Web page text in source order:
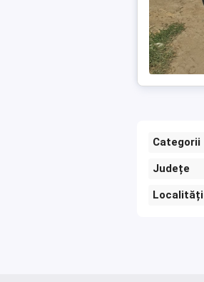
Categorii
Județe
Localități